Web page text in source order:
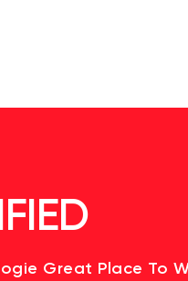
Great Place To